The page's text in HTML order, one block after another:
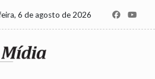
6 de agosto de 2026